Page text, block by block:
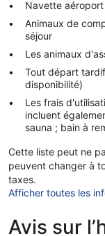
Navette aéroport
Animaux de
séjour
Les animaux
Tout départ
disponibilité)
Les frais
incluent
sauna ; bain à
Cette liste peut ne
peuvent changer à
taxes.
Afficher toutes les
Avis sur